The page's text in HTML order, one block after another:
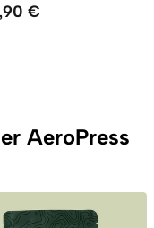
€
AeroPress